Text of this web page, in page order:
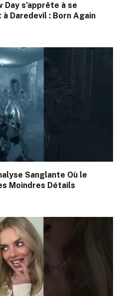
Day s’apprête à se
Daredevil : Born Again
Sanglante Où le
Moindres Détails